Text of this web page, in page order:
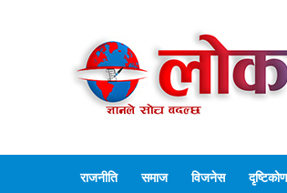
राजनीति समाज विजनेस दृष्टिकोण